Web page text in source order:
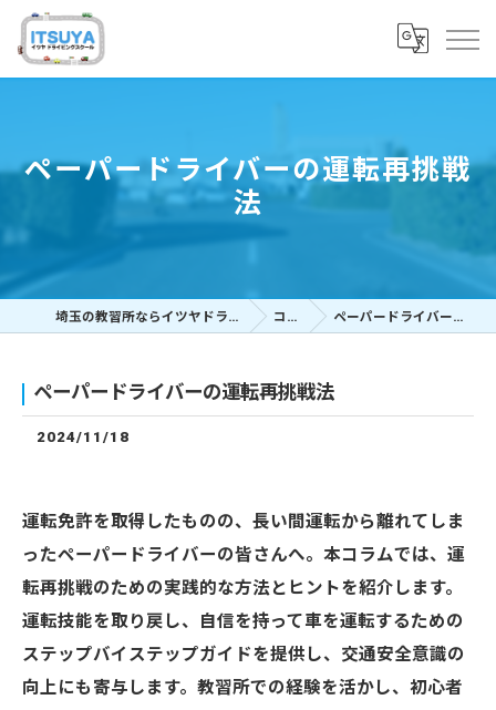
ペーパードライバーの運転再挑戦
法
埼玉の教習所ならイツヤドライビングスクール コラム ペーパードライバーの運転再挑戦法
ペーパードライバーの運転再挑戦法
2024/11/18
運転免許を取得したものの、長い間運転から離れてしま
ったペーパードライバーの皆さんへ。本コラムでは、運
転再挑戦のための実践的な方法とヒントを紹介します。
運転技能を取り戻し、自信を持って車を運転するための
ステップバイステップガイドを提供し、交通安全意識の
向上にも寄与します。教習所での経験を活かし、初心者